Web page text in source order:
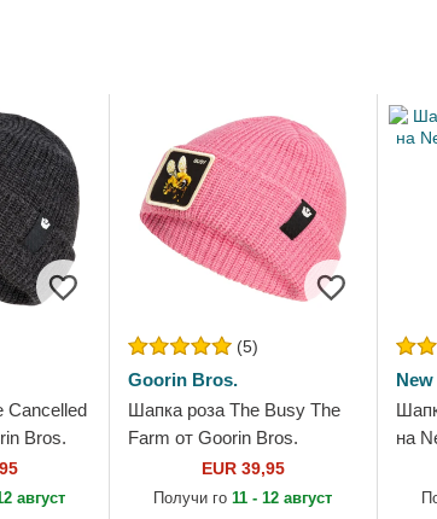
Cancelled
Bros.
август
(5)
Goorin Bros.
Шапка роза The Busy The
Farm от Goorin Bros.
EUR 39,95
Получи го11 - 12 август
на
от